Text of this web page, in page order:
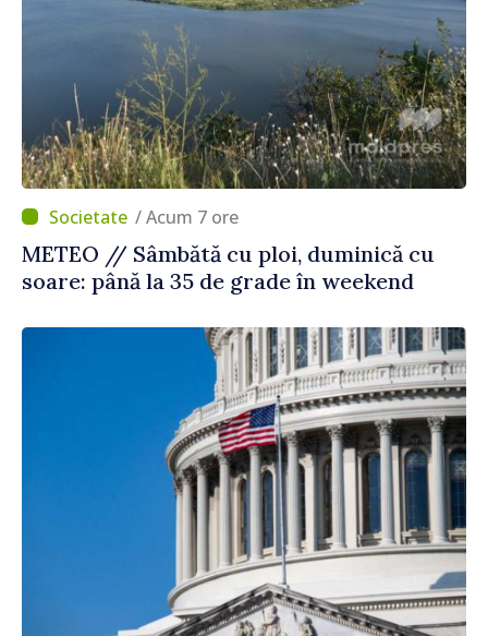
/ Acum 7 ore
METEO // Sâmbătă cu ploi, duminică cu
soare: până la 35 de grade în weekend